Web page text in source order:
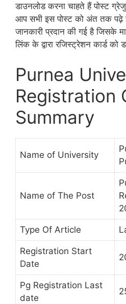
डाउनलोड करना चाहते हैं पोस्ट
आप सभी इस पोस्ट को अंत तक पढ़े
जानकारी प्रदान की गई है जिसके
लिंक के द्वारा रजिस्ट्रेशन कार्ड को
Purnea
Registration
Summary
Name of University
Name of The Post
Type Of Article
Registration Start
Date
Pg Registration Last
date